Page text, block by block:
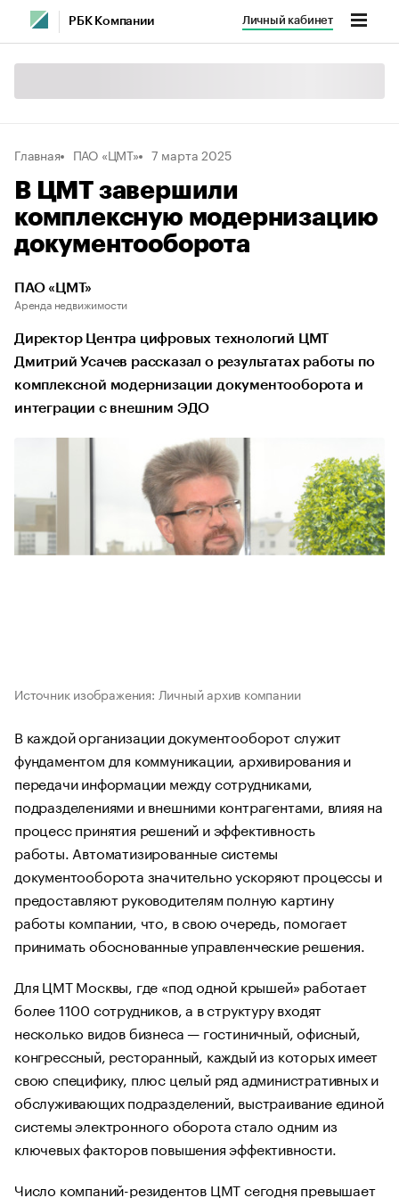
РБК Компании Личный кабинет
Главная ПАО «ЦМТ» 7 марта 2025
В ЦМТ завершили
комплексную модернизацию
документооборота
ПАО «ЦМТ»
Аренда недвижимости
Директор Центра цифровых технологий ЦМТ
Дмитрий Усачев рассказал о результатах работы по
комплексной модернизации документооборота и
интеграции с внешним ЭДО
Источник изображения: Личный архив компании
В каждой организации документооборот служит
фундаментом для коммуникации, архивирования и
передачи информации между сотрудниками,
подразделениями и внешними контрагентами, влияя на
процесс принятия решений и эффективность
работы. Автоматизированные системы
документооборота значительно ускоряют процессы и
предоставляют руководителям полную картину
работы компании, что, в свою очередь, помогает
принимать обоснованные управленческие решения.
Для ЦМТ Москвы, где «под одной крышей» работает
более 1100 сотрудников, а в структуру входят
несколько видов бизнеса — гостиничный, офисный,
конгрессный, ресторанный, каждый из которых имеет
свою специфику, плюс целый ряд административных и
обслуживающих подразделений, выстраивание единой
системы электронного оборота стало одним из
ключевых факторов повышения эффективности.
Число компаний-резидентов ЦМТ сегодня превышает